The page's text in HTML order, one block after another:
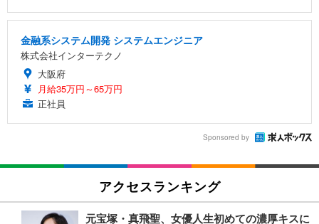
金融系システム開発 システムエンジニア
株式会社インターテクノ
大阪府
月給35万円～65万円
正社員
Sponsored by
アクセスランキング
元宝塚・真飛聖、女優人生初めての濃厚キスに